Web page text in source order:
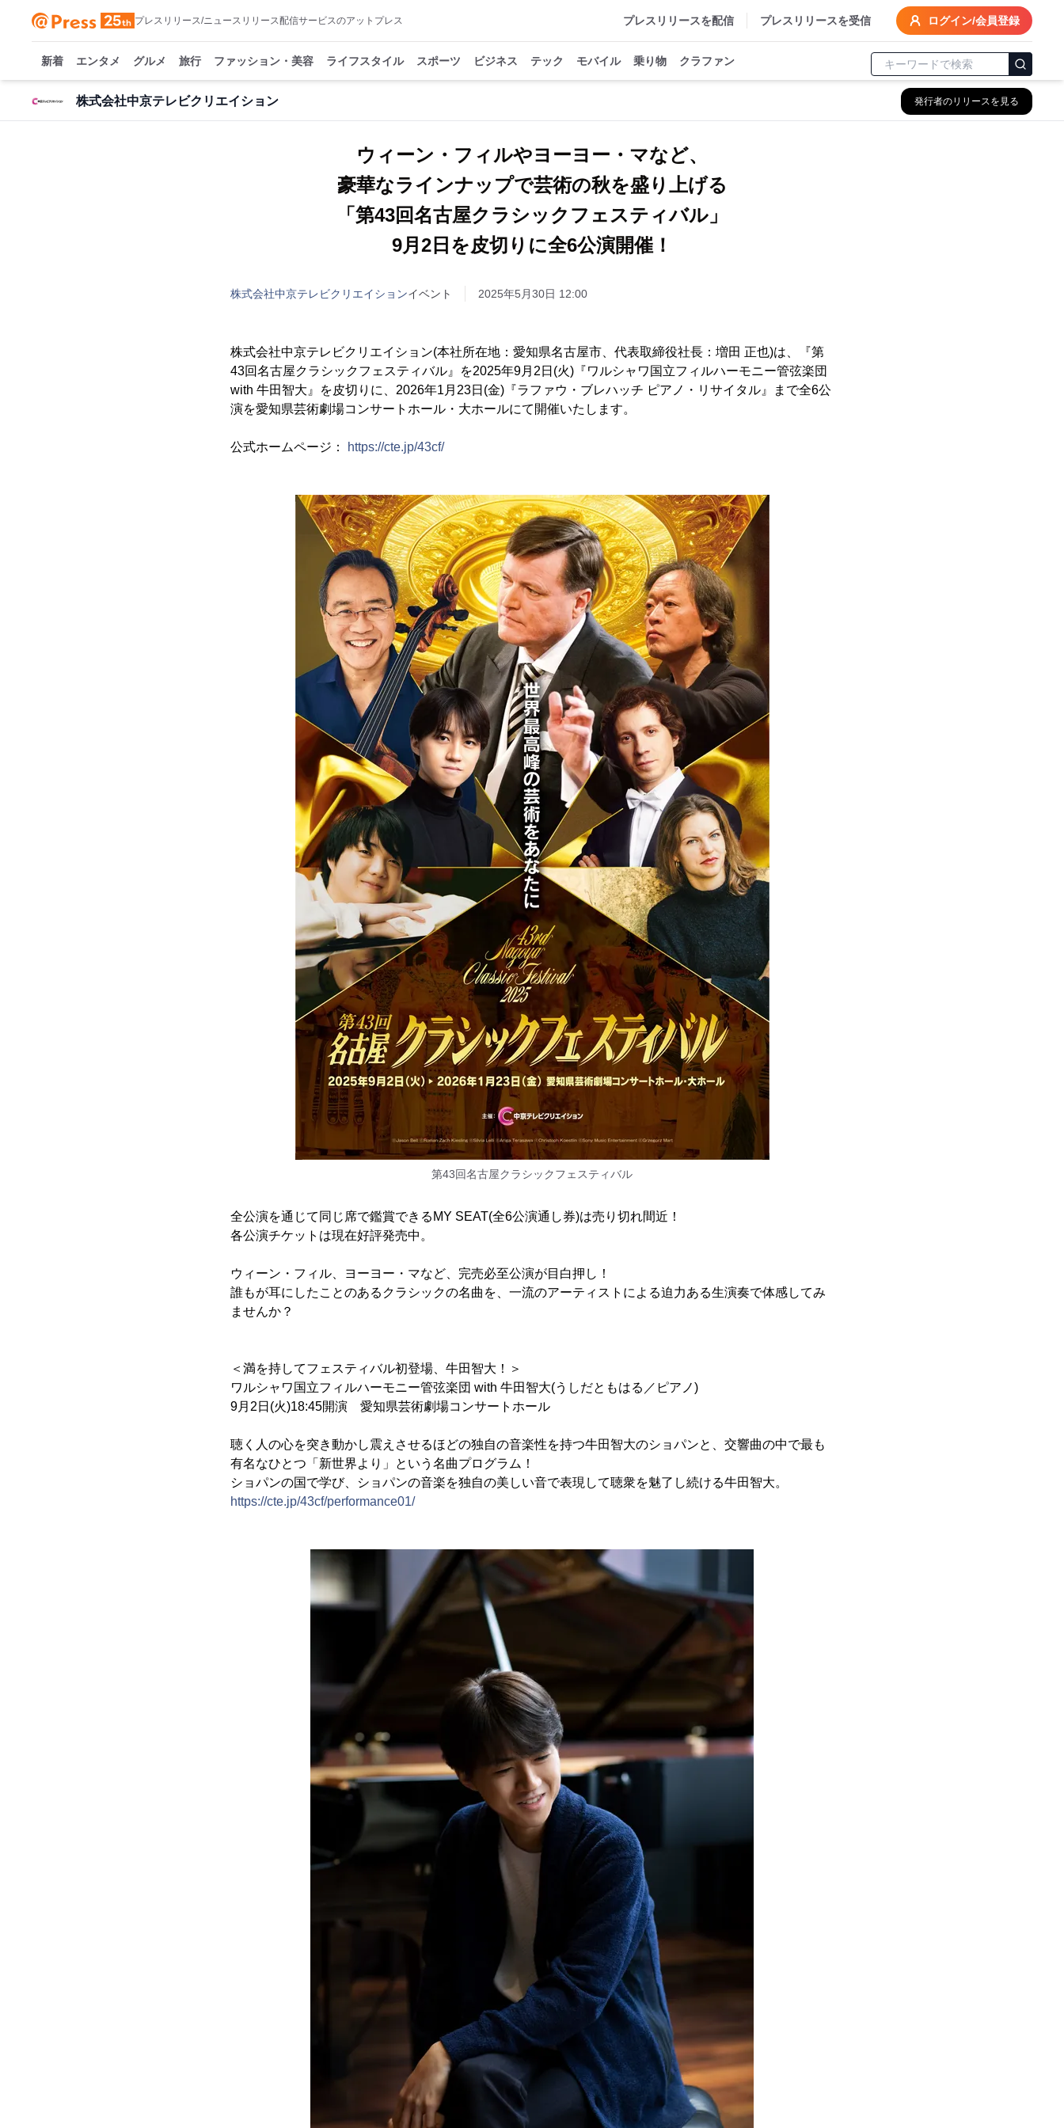
プレスリリース/ニュースリリース配信サービスのアットプレス プレスリリースを配信 プレスリリースを受信 ログイン/会員登録
新着 エンタメ グルメ 旅行 ファッション・美容 ライフスタイル スポーツ ビジネス テック モバイル 乗り物 クラファン
株式会社中京テレビクリエイション 発行者のリリースを見る
ウィーン・フィルやヨーヨー・マなど、
豪華なラインナップで芸術の秋を盛り上げる
「第43回名古屋クラシックフェスティバル」
9月2日を皮切りに全6公演開催！
株式会社中京テレビクリエイションイベント 2025年5月30日 12:00
株式会社中京テレビクリエイション(本社所在地：愛知県名古屋市、代表取締役社長：増田 正也)は、『第
43回名古屋クラシックフェスティバル』を2025年9月2日(火)『ワルシャワ国立フィルハーモニー管弦楽団
with 牛田智大』を皮切りに、2026年1月23日(金)『ラファウ・ブレハッチ ピアノ・リサイタル』まで全6公
演を愛知県芸術劇場コンサートホール・大ホールにて開催いたします。
公式ホームページ： https://cte.jp/43cf/
第43回名古屋クラシックフェスティバル
全公演を通じて同じ席で鑑賞できるMY SEAT(全6公演通し券)は売り切れ間近！
各公演チケットは現在好評発売中。
ウィーン・フィル、ヨーヨー・マなど、完売必至公演が目白押し！
誰もが耳にしたことのあるクラシックの名曲を、一流のアーティストによる迫力ある生演奏で体感してみ
ませんか？
＜満を持してフェスティバル初登場、牛田智大！＞
ワルシャワ国立フィルハーモニー管弦楽団 with 牛田智大(うしだともはる／ピアノ)
9月2日(火)18:45開演 愛知県芸術劇場コンサートホール
聴く人の心を突き動かし震えさせるほどの独自の音楽性を持つ牛田智大のショパンと、交響曲の中で最も
有名なひとつ「新世界より」という名曲プログラム！
ショパンの国で学び、ショパンの音楽を独自の美しい音で表現して聴衆を魅了し続ける牛田智大。
https://cte.jp/43cf/performance01/